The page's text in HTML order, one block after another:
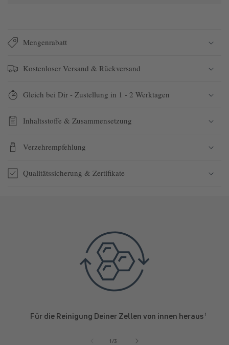
Mengenrabatt
Kostenloser Versand & Rückversand
Gleich bei Dir - Zustellung in 1 - 2 Werktagen
Inhaltsstoffe & Zusammensetzung
Verzehrempfehlung
Qualitätssicherung & Zertifikate
Für die Reinigung Deiner Zellen von innen heraus¹
1/
von
3